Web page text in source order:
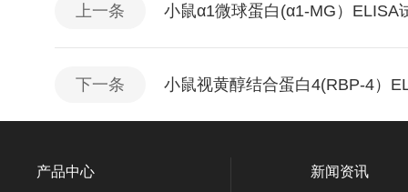
上一条 小鼠α1微球蛋白(α1-MG）ELISA
下一条 小鼠视黄醇结合蛋白4(RBP-4）
产品中心 新闻资讯